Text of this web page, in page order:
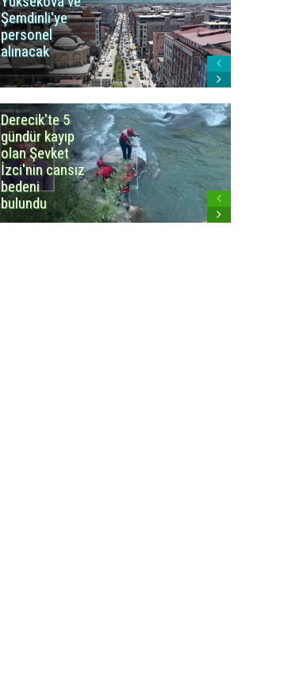
Şemdinli'ye
personel
alınacak
Derecik'te 5
gündür kayıp
olan Şevket
İzci'nin cansız
bedeni
bulundu